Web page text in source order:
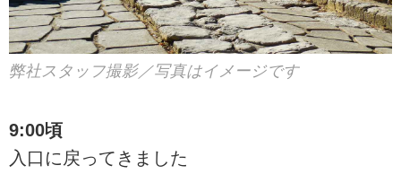
弊社スタッフ撮影／写真はイメージです
9:00頃
入口に戻ってきました